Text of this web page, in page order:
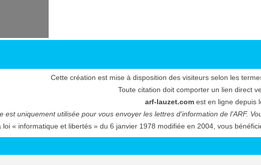
Cette création est mise à disposition des visiteurs selon les
Toute citation doit comporter un lien direct
arf-lauzet.com est en ligne depuis
est uniquement utilisée pour vous envoyer les lettres d'information de l'ARF.
« informatique et libertés » du 6 janvier 1978 modifiée en 2004, vous